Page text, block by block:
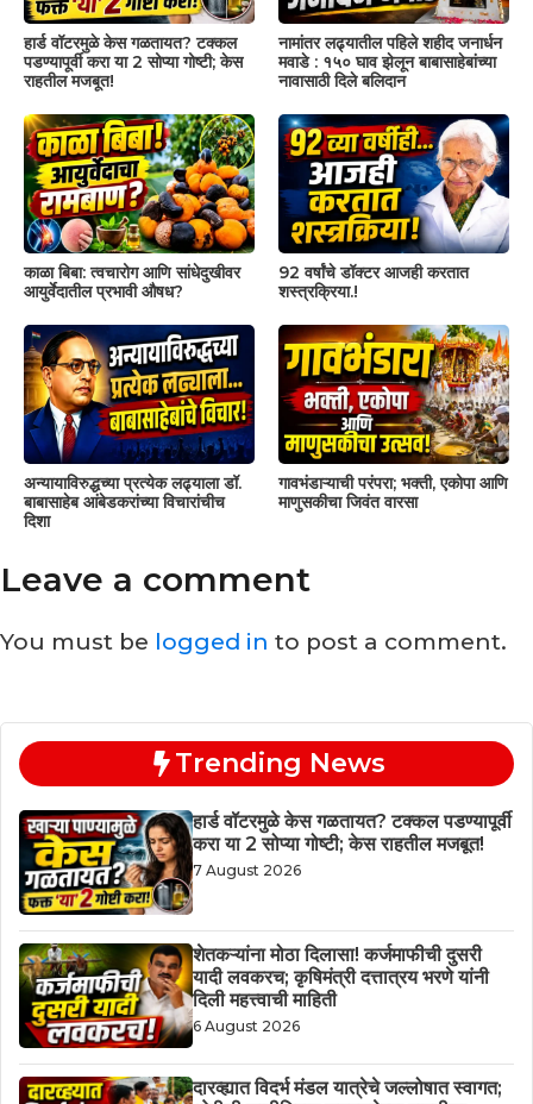
हार्ड वॉटरमुळे केस गळतायत? टक्कल
पडण्यापूर्वी करा या 2 सोप्या गोष्टी; केस
राहतील मजबूत!
नामांतर लढ्यातील पहिले शहीद जनार्धन
मवाडे : १५० घाव झेलून बाबासाहेबांच्या
नावासाठी दिले बलिदान
काळा बिबा: त्वचारोग आणि सांधेदुखीवर
आयुर्वेदातील प्रभावी औषध?
92 वर्षांचे डॉक्टर आजही करतात
शस्त्रक्रिया.!
अन्यायाविरुद्धच्या प्रत्येक लढ्याला डॉ.
बाबासाहेब आंबेडकरांच्या विचारांचीच
दिशा
गावभंडाऱ्याची परंपरा; भक्ती, एकोपा आणि
माणुसकीचा जिवंत वारसा
Leave a comment
You must be logged in to post a comment.
Trending News
हार्ड वॉटरमुळे केस गळतायत? टक्कल पडण्यापूर्वी
करा या 2 सोप्या गोष्टी; केस राहतील मजबूत!
7 August 2026
शेतकऱ्यांना मोठा दिलासा! कर्जमाफीची दुसरी
यादी लवकरच; कृषिमंत्री दत्तात्रय भरणे यांनी
दिली महत्त्वाची माहिती
6 August 2026
दारव्ह्यात विदर्भ मंडल यात्रेचे जल्लोषात स्वागत;